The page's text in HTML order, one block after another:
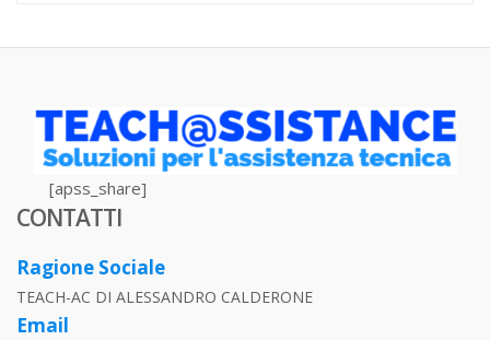
[apss_share]
CONTATTI
Ragione Sociale
TEACH-AC DI ALESSANDRO CALDERONE
Email